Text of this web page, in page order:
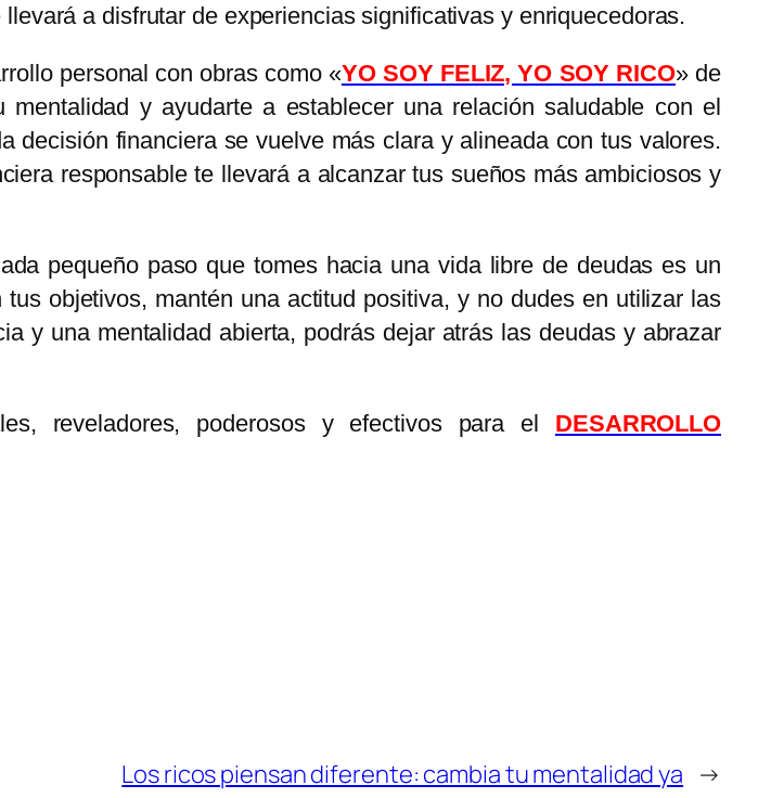
a disfrutar de experiencias significativas y enriquecedoras.
personal con obras como «YO SOY FELIZ, YO SOY RICO» de
y ayudarte a establecer una relación saludable con el
decisión financiera se vuelve más clara y alineada con tus valores.
responsable te llevará a alcanzar tus sueños más ambiciosos y
pequeño paso que tomes hacia una vida libre de deudas es un
objetivos, mantén una actitud positiva, y no dudes en utilizar las
y una mentalidad abierta, podrás dejar atrás las deudas y abrazar
reveladores, poderosos y efectivos para el DESARROLLO
Los ricos piensan diferente: cambia tu mentalidad ya →